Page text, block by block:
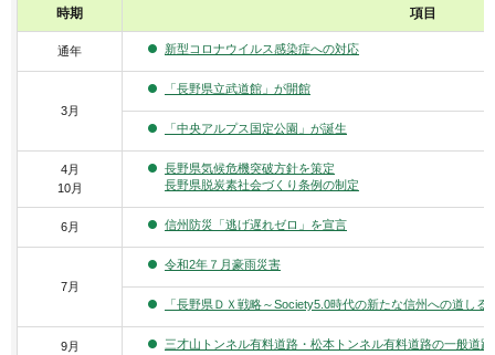
時期 項目
通年 新型コロナウイルス感染症への対応
3月
「長野県立武道館」が開館
「中央アルプス国定公園」が誕生
4月
10月
長野県気候危機突破方針を策定
長野県脱炭素社会づくり条例の制定
6月 信州防災「逃げ遅れゼロ」を宣言
7月
令和2年７月豪雨災害
「長野県ＤＸ戦略～Society5.0時代の新たな信州への道しる
9月 三才山トンネル有料道路・松本トンネル有料道路の一般道